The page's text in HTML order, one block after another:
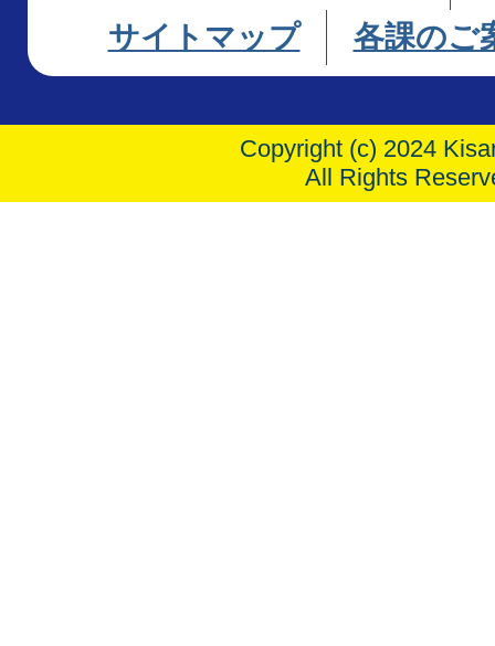
サイトマップ
各課のご
Copyright (c) 2024
All Rights